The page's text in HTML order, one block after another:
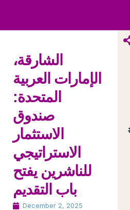
الشارقة،
الإمارات العربية
المتحدة:
صندوق
الاستثمار
الاستراتيجي
للناشرين يفتح
باب التقديم
December 2, 2025